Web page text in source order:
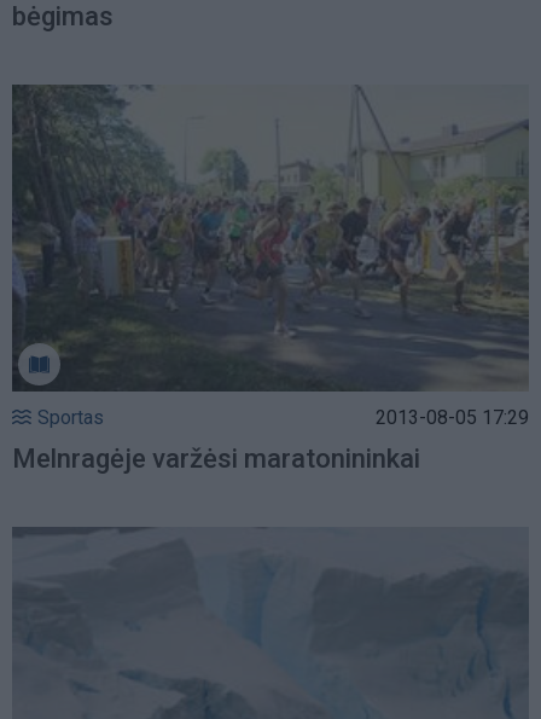
bėgimas
Sportas 2013-08-05 17:29
Melnragėje varžėsi maratonininkai